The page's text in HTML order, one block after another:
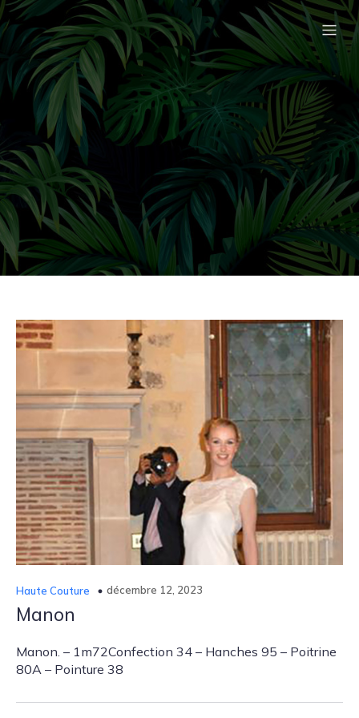
Haute Couture décembre 12, 2023
Manon
Manon. – 1m72Confection 34 – Hanches 95 – Poitrine
80A – Pointure 38